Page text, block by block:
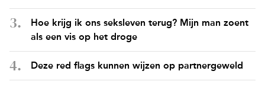
Hoe krijg ik ons seksleven terug? Mijn man zoent
als een vis op het droge
Deze red flags kunnen wijzen op partnergeweld